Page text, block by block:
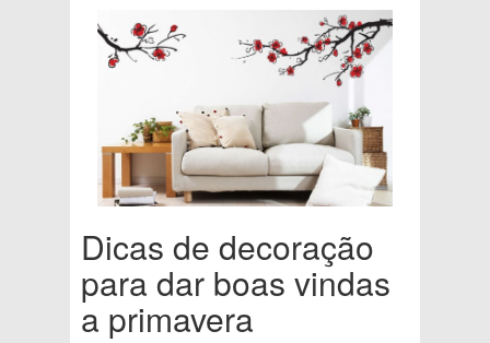
Dicas de decoração
para dar boas vindas
a primavera